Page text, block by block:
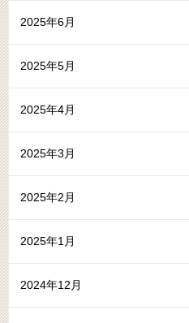
2025年6月
2025年5月
2025年4月
2025年3月
2025年2月
2025年1月
2024年12月